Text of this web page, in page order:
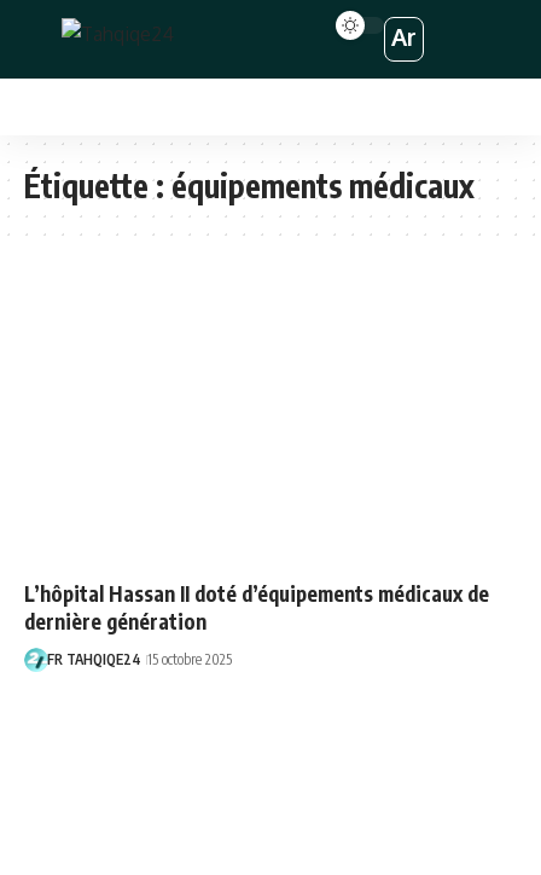
Ar
Étiquette :équipements médicaux
L’hôpital Hassan II doté d’équipements médicaux de
dernière génération
FR TAHQIQE24 15 octobre 2025